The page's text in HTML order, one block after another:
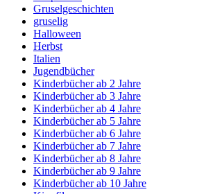
Gruselgeschichten
gruselig
Halloween
Herbst
Italien
Jugendbücher
Kinderbücher ab 2 Jahre
Kinderbücher ab 3 Jahre
Kinderbücher ab 4 Jahre
Kinderbücher ab 5 Jahre
Kinderbücher ab 6 Jahre
Kinderbücher ab 7 Jahre
Kinderbücher ab 8 Jahre
Kinderbücher ab 9 Jahre
Kinderbücher ab 10 Jahre